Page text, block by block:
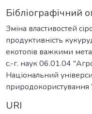
Бібліографічний
Зміна властивостей
продуктивність
екотопів важкими
с.-г. наук 06.01.04
Національний
природокористування
URI